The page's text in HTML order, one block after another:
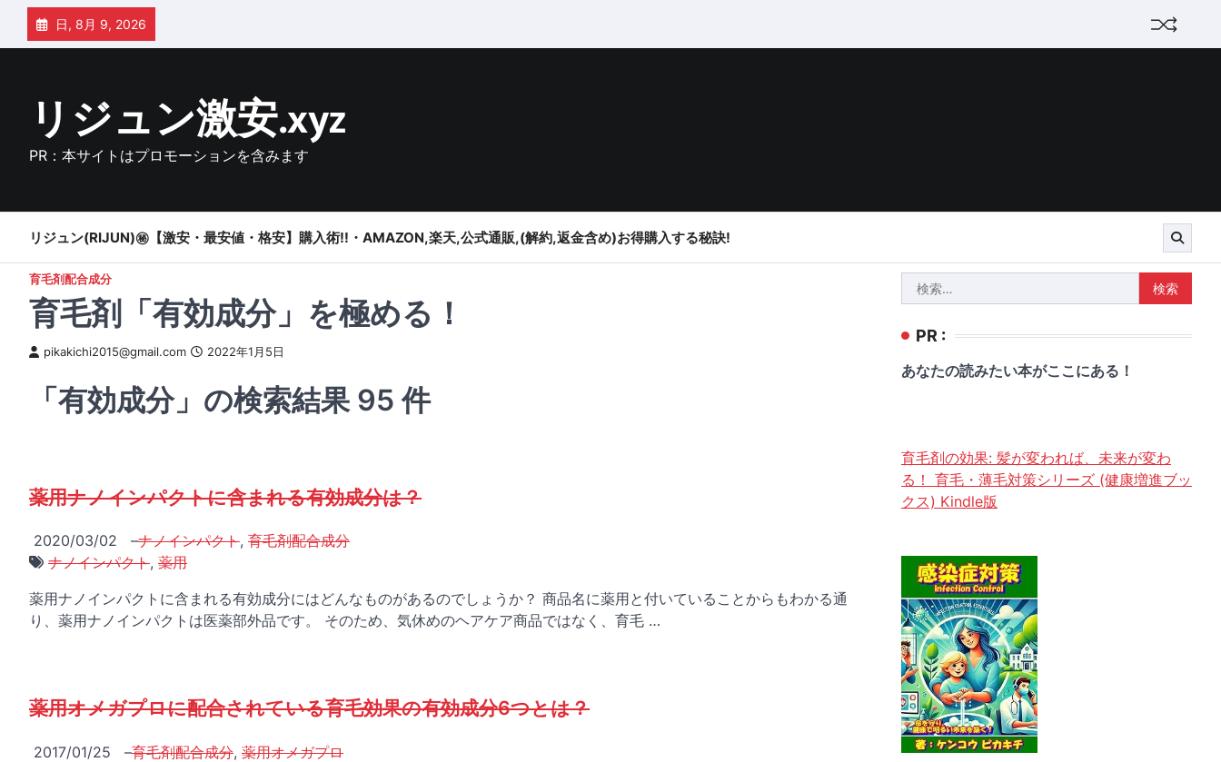
Skip
content
日, 8月 9, 2026
リジュン激安.xyz
PR：本サイトはプロモーションを含みます
リジュン(RIJUN)㊙【激安・最安値・格安】購入術!!・AMAZON,楽天,公式通販,(解約,返金含め)お得購入する秘訣!
育毛剤配合成分
育毛剤「有効成分」を極める！
pikakichi2015@gmail.com 2022年1月5日
「有効成分」の検索結果 95 件
薬用ナノインパクトに含まれる有効成分は？
2020/03/02 –ナノインパクト, 育毛剤配合成分
ナノインパクト, 薬用
薬用ナノインパクトに含まれる有効成分にはどんなものがあるのでしょうか？ 商品名に薬用と付いていることからもわかる通
り、薬用ナノインパクトは医薬部外品です。 そのため、気休めのヘアケア商品ではなく、育毛 …
薬用オメガプロに配合されている育毛効果の有効成分6つとは？
2017/01/25 –育毛剤配合成分, 薬用オメガプロ
索:
PR :
あなたの読みたい本がここにある！
育毛剤の効果: 髪が変われば、未来が変わ
る！ 育毛・薄毛対策シリーズ (健康増進ブッ
クス) Kindle版